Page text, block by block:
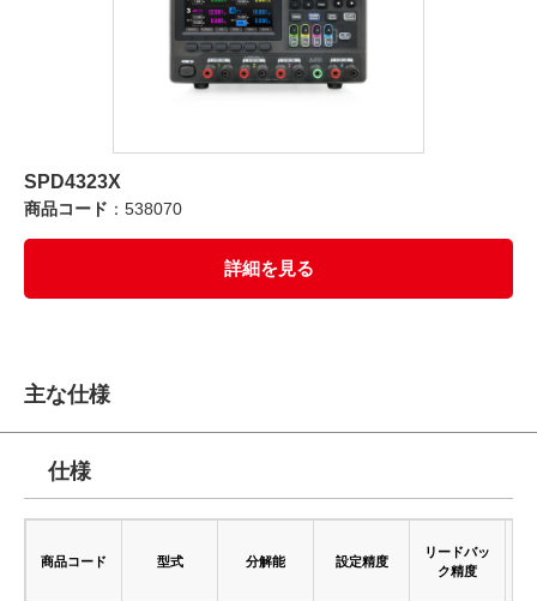
SPD4323X
商品コード ：538070
詳細を見る
主な仕様
仕様
商品コード 型式 分解能 設定精度
リードバッ
ク精度